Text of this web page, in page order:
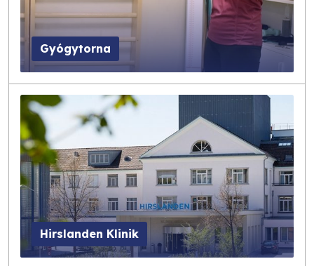
Gyógytorna
Hirslanden Klinik